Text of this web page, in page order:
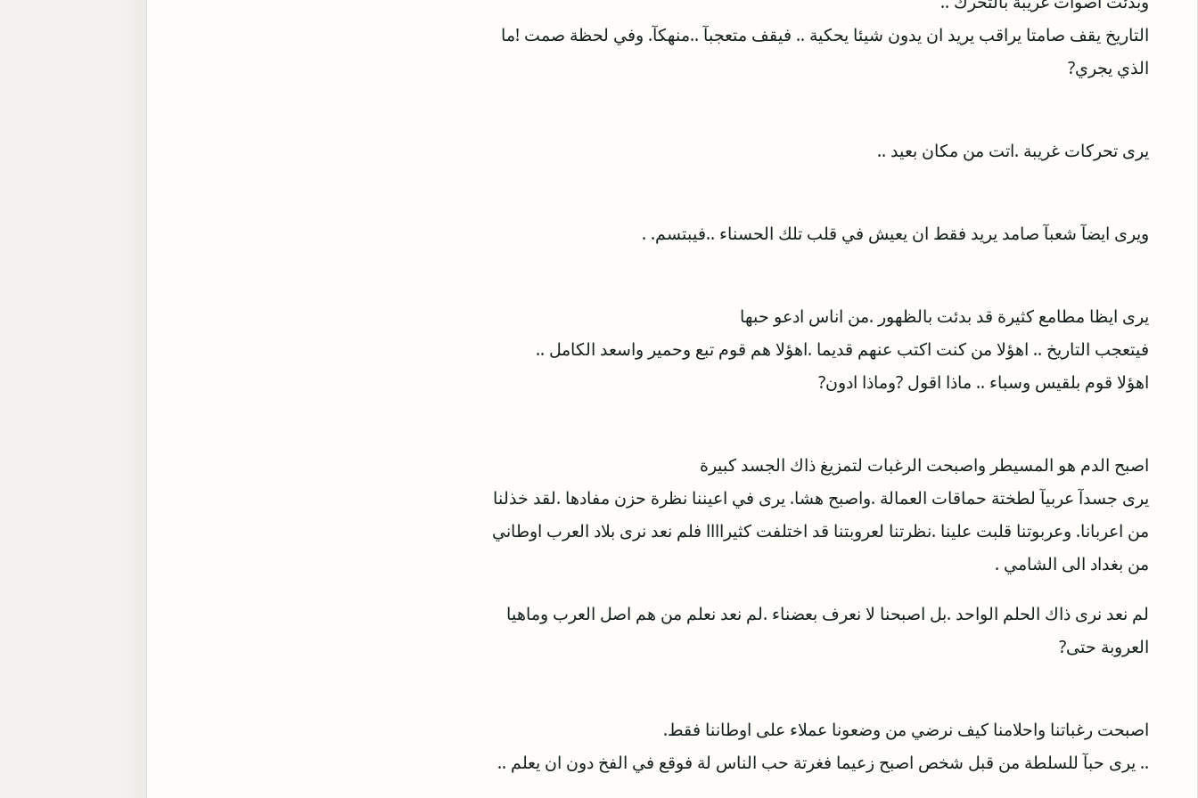
التاريخ يقف صامتا يراقب يريد ان يدون شيئا يحكية .. فيقف متعجبآ ..منهكآ. وفي لحظة صمت !ما
الذي يجري?
يرى تحركات غريبة .اتت من مكان بعيد ..
ويرى ايضآ شعبآ صامد يريد فقط ان يعيش في قلب تلك الحسناء ..فيبتسم. .
يرى ايظا مطامع كثيرة قد بدئت بالظهور .من اناس ادعو حبها
فيتعجب التاريخ .. اهؤلا من كنت اكتب عنهم قديما .اهؤلا هم قوم تبع وحمير واسعد الكامل ..
اهؤلا قوم بلقيس وسباء .. ماذا اقول ?وماذا ادون?
اصبح الدم هو المسيطر واصبحت الرغبات لتمزيغ ذاك الجسد كبيرة
يرى جسدآ عربيآ لطختة حماقات العمالة .واصبح هشا. يرى في اعيننا نظرة حزن مفادها .لقد خذلنا
من اعربانا. وعربوتنا قلبت علينا .نظرتنا لعروبتنا قد اختلفت كثيراااا فلم نعد نرى بلاد العرب اوطاني
من بغداد الى الشامي .
لم نعد نرى ذاك الحلم الواحد .بل اصبحنا لا نعرف بعضناء .لم نعد نعلم من هم اصل العرب وماهيا
العروبة حتى?
اصبحت رغباتنا واحلامنا كيف نرضي من وضعونا عملاء على اوطاننا فقط.
.. يرى حبآ للسلطة من قبل شخص اصبح زعيما فغرتة حب الناس لة فوقع في الفخ دون ان يعلم ..